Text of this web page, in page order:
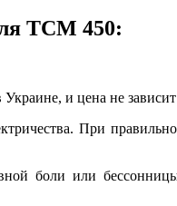
ТСМ 450:
и цена не зависит
При
боли или